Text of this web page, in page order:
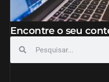
Encontre o seu